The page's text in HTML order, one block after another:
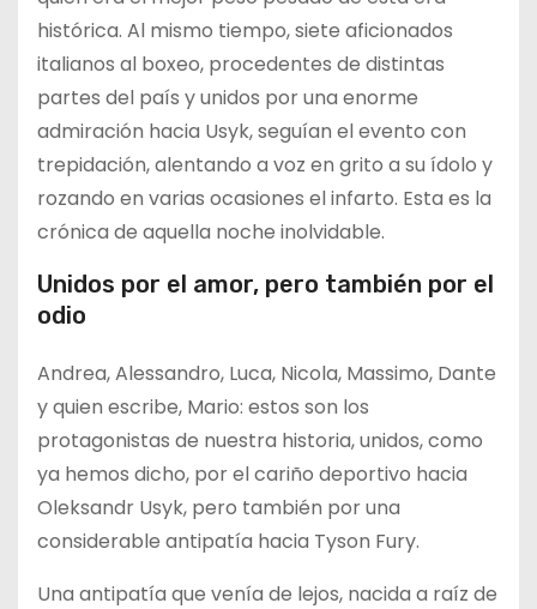
histórica. Al mismo tiempo, siete aficionados
italianos al boxeo, procedentes de distintas
partes del país y unidos por una enorme
admiración hacia Usyk, seguían el evento con
trepidación, alentando a voz en grito a su ídolo y
rozando en varias ocasiones el infarto. Esta es la
crónica de aquella noche inolvidable.
Unidos por el amor, pero también por el
odio
Andrea, Alessandro, Luca, Nicola, Massimo, Dante
y quien escribe, Mario: estos son los
protagonistas de nuestra historia, unidos, como
ya hemos dicho, por el cariño deportivo hacia
Oleksandr Usyk, pero también por una
considerable antipatía hacia Tyson Fury.
Una antipatía que venía de lejos, nacida a raíz de